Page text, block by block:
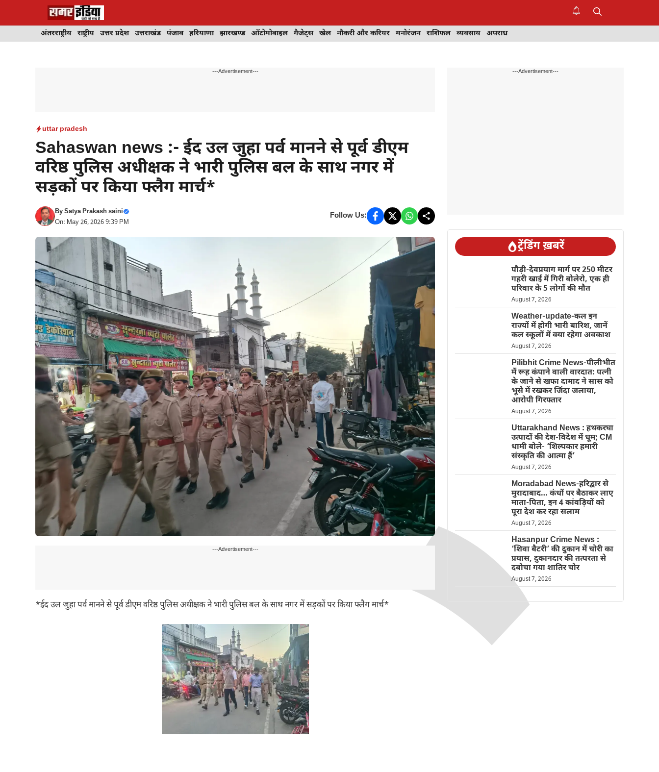
अंतरराष्ट्रीय राष्ट्रीय उत्तर प्रदेश उत्तराखंड पंजाब हरियाणा झारखण्ड ऑटोमोबाइल गैजेट्स खेल नौकरी और करियर मनोरंजन राशिफल व्यवसाय अपराध
---Advertisement---
uttar pradesh
Sahaswan news :- ईद उल जुहा पर्व मानने से पूर्व डीएम
वरिष्ठ पुलिस अधीक्षक ने भारी पुलिस बल के साथ नगर में
सड़कों पर किया फ्लैग मार्च*
BySatya Prakash saini
On: May 26, 2026 9:39 PM
Follow Us:
---Advertisement---
*ईद उल जुहा पर्व मानने से पूर्व डीएम वरिष्ठ पुलिस अधीक्षक ने भारी पुलिस बल के साथ नगर में सड़कों पर किया फ्लैग मार्च*
---Advertisement---
ट्रेंडिंग ख़बरें
पौड़ी-देवप्रयाग मार्ग पर 250 मीटर
गहरी खाई में गिरी बोलेरो, एक ही
परिवार के 5 लोगों की मौत
August 7, 2026
Weather-update-कल इन
राज्यों में होगी भारी बारिश, जानें
कल स्कूलों में क्या रहेगा अवकाश
August 7, 2026
Pilibhit Crime News-पीलीभीत
में रूह कंपाने वाली वारदात: पत्नी
के जाने से खफा दामाद ने सास को
भूसे में रखकर जिंदा जलाया,
आरोपी गिरफ्तार
August 7, 2026
Uttarakhand News : हथकरघा
उत्पादों की देश-विदेश में धूम; CM
धामी बोले- ‘शिल्पकार हमारी
संस्कृति की आत्मा हैं’
August 7, 2026
Moradabad News-हरिद्वार से
मुरादाबाद… कंधों पर बैठाकर लाए
माता-पिता, इन 4 कांवड़ियों को
पूरा देश कर रहा सलाम
August 7, 2026
Hasanpur Crime News :
‘शिवा बैटरी’ की दुकान में चोरी का
प्रयास, दुकानदार की तत्परता से
दबोचा गया शातिर चोर
August 7, 2026